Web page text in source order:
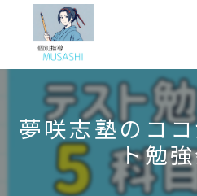
夢咲志塾のコ
ト勉